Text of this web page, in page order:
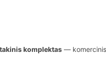
komplektas —